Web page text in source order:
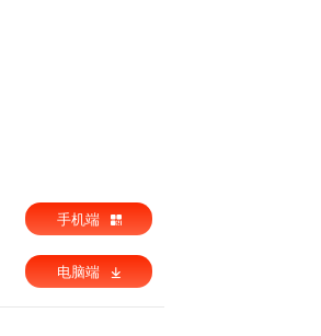
手机端
电脑端